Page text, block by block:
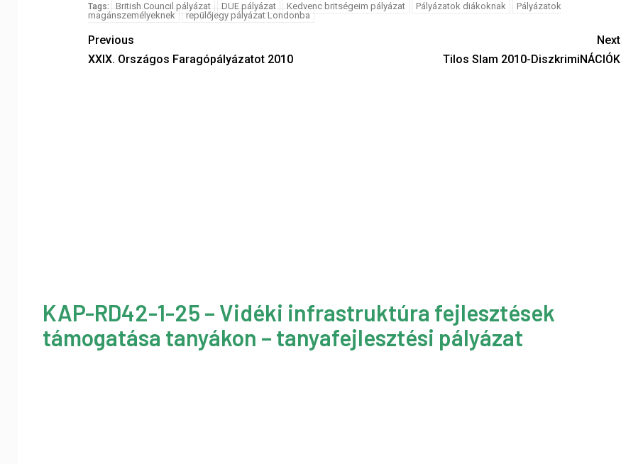
Tags: British Council pályázat DUE pályázat Kedvenc britségeim pályázat Pályázatok diákoknak
Pályázatok
magánszemélyeknek
repülőjegy pályázat Londonba
Previous
XXIX. Országos Faragópályázatot 2010
Next
Tilos Slam 2010-DiszkrimiNÁCIÓK
KAP-RD42-1-25 – Vidéki infrastruktúra fejlesztések
támogatása tanyákon – tanyafejlesztési pályázat